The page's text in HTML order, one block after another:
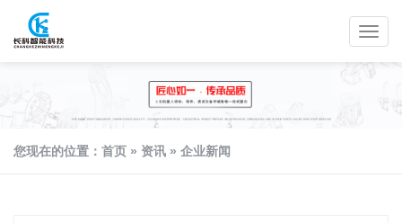
您现在的位置： 首页 » 资讯 » 企业新闻